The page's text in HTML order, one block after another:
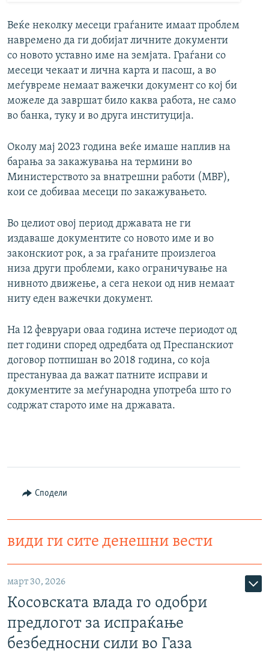
Веќе неколку месеци граѓаните имаат проблем
навремено да ги добијат личните документи
со новото уставно име на земјата. Граѓани со
месеци чекаат и лична карта и пасош, а во
меѓувреме немаат важечки документ со кој би
можеле да завршат било каква работа, не само
во банка, туку и во друга институција.
Околу мај 2023 година веќе имаше наплив на
барања за закажувања на термини во
Министерството за внатрешни работи (МВР),
кои се добиваа месеци по закажувањето.
Во целиот овој период државата не ги
издаваше документите со новото име и во
законскиот рок, а за граѓаните произлегоа
низа други проблеми, како ограничување на
нивното движење, а сега некои од нив немаат
ниту еден важечки документ.
На 12 февруари оваа година истече периодот од
пет години според одредбата од Преспанскиот
договор потпишан во 2018 година, со која
престануваа да важат патните исправи и
документите за меѓународна употреба што го
содржат старото име на државата.
Сподели
види ги сите денешни вести
март 30, 2026
Косовската влада го одобри
предлогот за испраќање
безбедносни сили во Газа